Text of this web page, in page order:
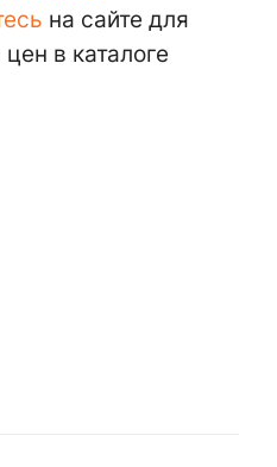
на сайте для
в каталоге